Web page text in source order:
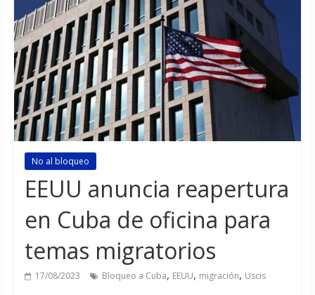
No al bloqueo
EEUU anuncia reapertura
en Cuba de oficina para
temas migratorios
17/08/2023 Bloqueo a Cuba, EEUU, migración, Uscis